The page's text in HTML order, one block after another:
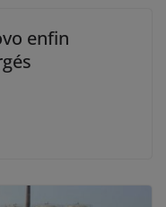
enfin